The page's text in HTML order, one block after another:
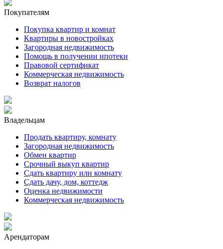
Покупателям
Покупка квартир и комнат
Квартиры в новостройках
Загородная недвижимость
Помощь в получении ипотеки
Правовой сертификат
Коммерческая недвижимость
Возврат налогов
Владельцам
Продать квартиру, комнату
Загородная недвижимость
Обмен квартир
Срочный выкуп квартир
Сдать квартиру или комнату
Сдать дачу, дом, коттедж
Оценка недвижимости
Коммерческая недвижимость
Арендаторам